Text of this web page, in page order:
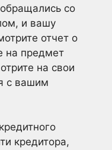
со
и вашу
отчет о
на предмет
на свои
с вашим
кредитора,